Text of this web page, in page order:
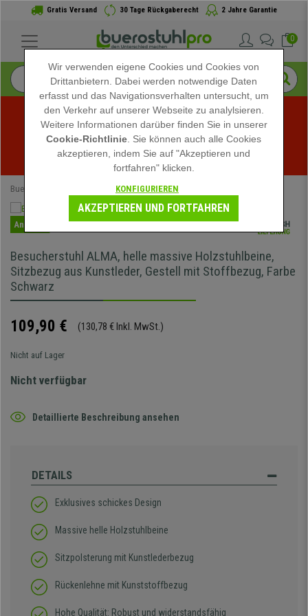
Gratis Versand 30 Tage Rückgaberecht 2 Jahre Garantie
0
Sommerschlussverkauf bei buerostuhlpro! Exklusive
Rabatte für kurze Zeit - Aktion ansehen -
Buerostuhlpro Konferenzstühle
Angebot
Besucherstuhl ALMA, helle massive Holzstuhlbeine,
Sitzbezug aus Kunstleder, Gestell mit Stoffbezug, Farbe
Schwarz
109,90 € (130,78 € Inkl. MwSt.)
Nicht auf Lager
Nicht verfügbar
Detaillierte Beschreibung ansehen
DETAILS
Exklusives schickes Design
Massive helle Holzstuhlbeine
Sitzpolsterung mit Kunstlederbezug
Rückenlehne mit Kunststoffbezug
Hohe Qualität: Robust und widerstandsfähig
Wir verwenden eigene Cookies und Cookies von
Drittanbietern. Dabei werden notwendige Daten
erfasst und das Navigationsverhalten untersucht, um
den Verkehr auf unserer Webseite zu analylsieren.
Weitere Informationen darüber finden Sie in unserer
Cookie-Richtlinie . Sie können auch alle Cookies
akzeptieren, indem Sie auf "Akzeptieren und
fortfahren" klicken.
KONFIGURIEREN
AKZEPTIEREN UND FORTFAHREN